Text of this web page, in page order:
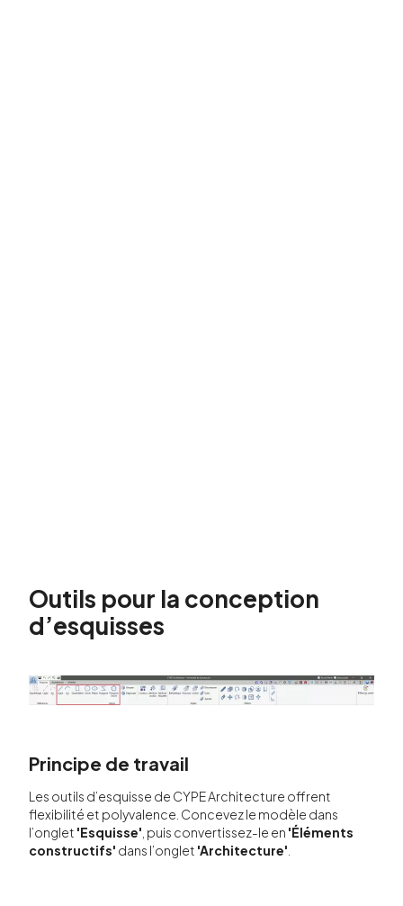
Outils pour la conception
d’esquisses
Principe de travail
Les outils d’esquisse de CYPE Architecture offrent
flexibilité et polyvalence. Concevez le modèle dans
l’onglet 'Esquisse' , puis convertissez-le en 'Éléments
constructifs' dans l’onglet 'Architecture'